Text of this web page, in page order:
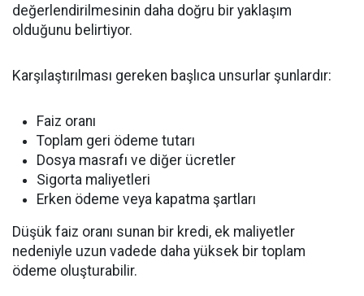
değerlendirilmesinin daha doğru bir yaklaşım
olduğunu belirtiyor.
Karşılaştırılması gereken başlıca unsurlar şunlardır:
Faiz oranı
Toplam geri ödeme tutarı
Dosya masrafı ve diğer ücretler
Sigorta maliyetleri
Erken ödeme veya kapatma şartları
Düşük faiz oranı sunan bir kredi, ek maliyetler
nedeniyle uzun vadede daha yüksek bir toplam
ödeme oluşturabilir.